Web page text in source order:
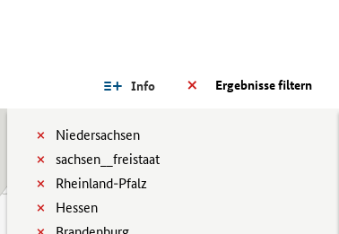
Ergebnisse filtern
Info
Niedersachsen
sachsen__freistaat
Rheinland-Pfalz
Hessen